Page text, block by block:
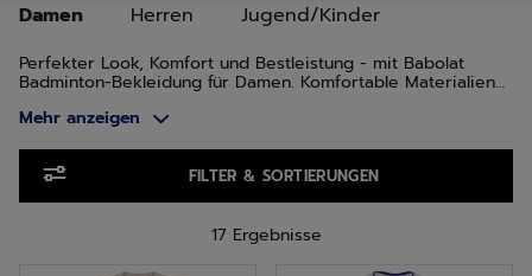
Herren
Damen Jugend/Kinder
Perfekter Look, Komfort und Bestleistung - mit Babolat
Badminton-Bekleidung für Damen. Komfortable Materialien
Stil - sowohl auf als auch außerhalb des Courts.
Mehr anzeigen
FILTER & SORTIERUNGEN
17 Ergebnisse